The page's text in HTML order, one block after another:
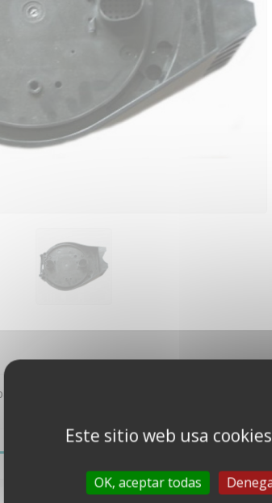
el pluviómetro Vantage Pro2 de Davis
10 otros
Este sitio web usa
OK, aceptar todas